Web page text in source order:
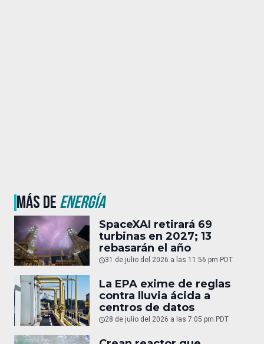
MÁS DEENERGÍA
SpaceXAI retirará 69
turbinas en 2027; 13
rebasarán el año
31 de julio del 2026 a las 11:56 pm PDT
La EPA exime de reglas
contra lluvia ácida a
centros de datos
28 de julio del 2026 a las 7:05 pm PDT